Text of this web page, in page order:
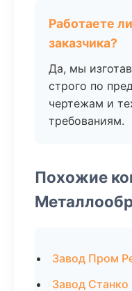
Работаете
заказчика?
Да, мы
строго по
чертежам и
требованиям.
Похожие
Завод Пром
Завод